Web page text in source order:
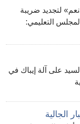
لتجديد ضريبة
التعليمي:
على آلة إيباك في
الجالية